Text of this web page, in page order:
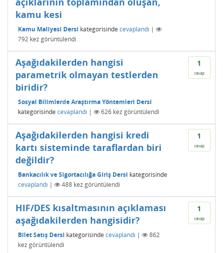
kamu kesi
Kamu Maliyesi Dersi kategorisinde cevaplandı |
792 kez görüntülendi
1
cevap
Aşağıdakilerden hangisi
parametrik olmayan testlerden
biridir?
Sosyal Bilimlerde Araştırma Yöntemleri Dersi
kategorisinde cevaplandı | 626 kez görüntülendi
1
cevap
Aşağıdakilerden hangisi kredi
kartı sisteminde taraflardan biri
değildir?
Bankacılık ve Sigortacılığa Giriş Dersi kategorisinde
cevaplandı | 488 kez görüntülendi
1
cevap
HIF/DES kısaltmasının açıklaması
aşağıdakilerden hangisidir?
Bilet Satış Dersi kategorisinde cevaplandı |
862
kez görüntülendi